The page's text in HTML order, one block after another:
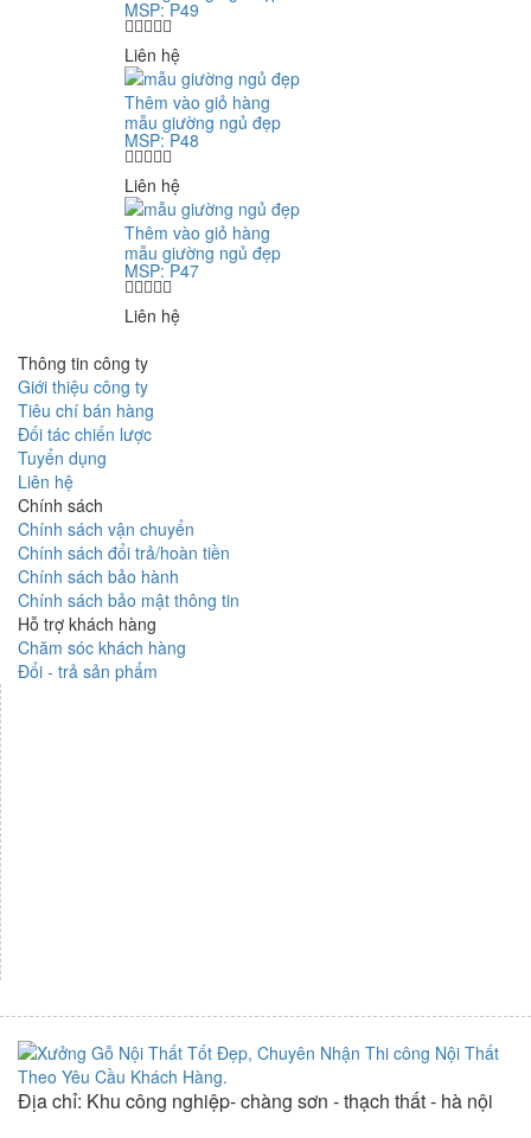
MSP: P49
Liên hệ
Thêm vào giỏ hàng
mẫu giường ngủ đẹp
MSP: P48
Liên hệ
Thêm vào giỏ hàng
mẫu giường ngủ đẹp
MSP: P47
Liên hệ
Thông tin công ty
Giới thiệu công ty
Tiêu chí bán hàng
Đối tác chiến lược
Tuyển dụng
Liên hệ
Chính sách
Chính sách vận chuyển
Chính sách đổi trả/hoàn tiền
Chính sách bảo hành
Chính sách bảo mật thông tin
Hỗ trợ khách hàng
Chăm sóc khách hàng
Đổi - trả sản phẩm
Địa chỉ: Khu công nghiệp- chàng sơn - thạch thất - hà nội